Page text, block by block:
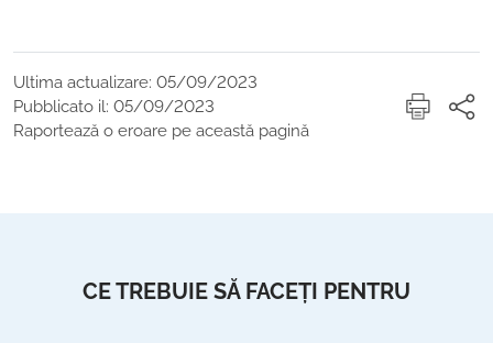
Ultima actualizare: 05/09/2023
Pubblicato il: 05/09/2023
Raportează o eroare pe această pagină
CE TREBUIE SĂ FACEȚI PENTRU